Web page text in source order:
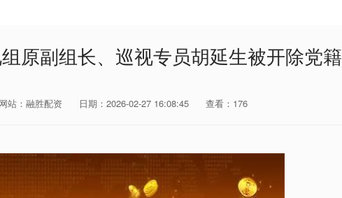
原副组长、巡视专员胡延生被开除党籍
网站：融胜配资 日期：2026-02-27 16:08:45 查看：176